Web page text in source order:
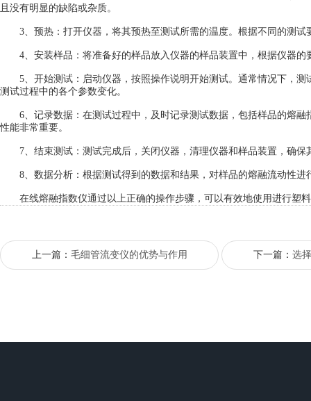
且没有明显的缺陷或杂质。
3、预热：打开仪器，将其预热至测试所需的温度。根据不同的测试
4、安装样品：将准备好的样品放入仪器的样品装置中，根据仪器的
5、开始测试：启动仪器，按照操作说明开始测试。通常情况下，测
测试过程中的各个参数变化。
6、记录数据：在测试过程中，及时记录测试数据，包括样品的熔融
性能非常重要。
7、结束测试：测试完成后，关闭仪器，清理仪器和样品装置，确保
8、数据分析：根据测试得到的数据和结果，对样品的熔融流动性进
在线熔融指数仪通过以上正确的操作步骤，可以有效地使用进行塑
上一篇： 毛细管流变仪的优势与作用 下一篇： 选